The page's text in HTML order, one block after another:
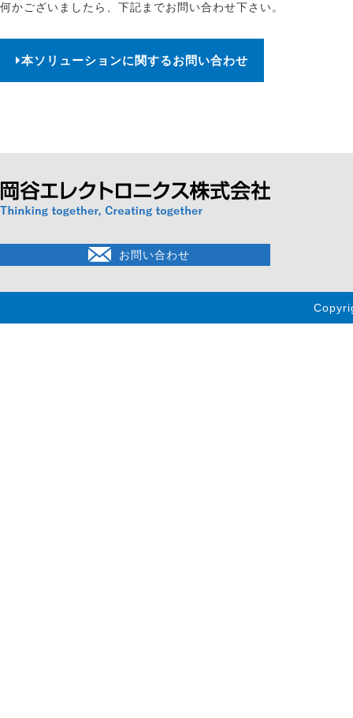
何かございましたら、下記までお問い合わせ下さい。
本ソリューションに関するお問い合わせ
お問い合わせ